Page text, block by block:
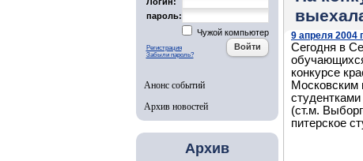
пароль:
Чужой компьютер
Регистрация
Забыли пароль?
Анонс событий
Архив новостей
Архив
9 апреля 2004
Сегодня в
конкурсе
Московским
(ст.м.
питерское